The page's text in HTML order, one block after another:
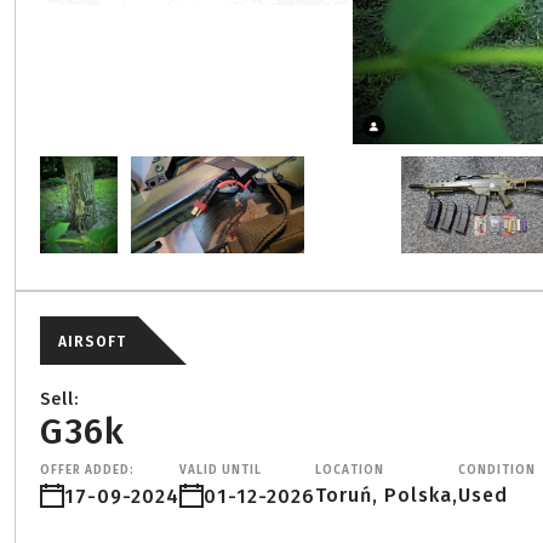
AIRSOFT
Sell:
G36k
OFFER ADDED:
17-09-2024
VALID UNTIL
01-12-2026
LOCATION
Toruń, Polska,
CONDITION
Used